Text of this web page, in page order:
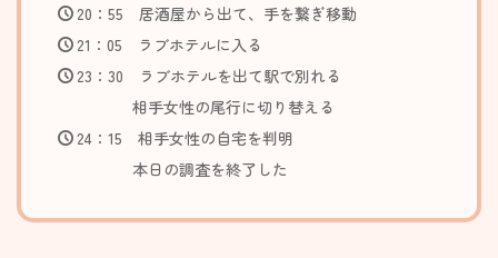
20：55 居酒屋から出て、手を繋ぎ移動
21：05
ラブホテルに入る
23：30
ラブホテルを出て駅で別れる
相手女性の尾行に切り替える
24：15 相手女性の自宅を判明
本日の調査を終了した